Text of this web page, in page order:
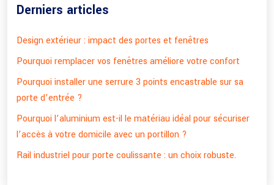
Derniers articles
Design extérieur : impact des portes et fenêtres
Pourquoi remplacer vos fenêtres améliore votre confort
Pourquoi installer une serrure 3 points encastrable sur sa
porte d’entrée ?
Pourquoi l’aluminium est-il le matériau idéal pour sécuriser
l’accès à votre domicile avec un portillon ?
Rail industriel pour porte coulissante : un choix robuste.